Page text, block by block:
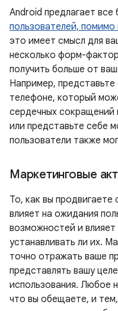
Android предлагает все
пользователей,
это имеет смысл для
несколько форм-
получить больше от
Например,
телефоне, который
сердечных сокращений
или представьте себе
пользователи также
Маркетинговые
То, как вы продвигаете
влияет на ожидания
возможностей и
устанавливать ли их.
точно отражать ваше
представлять вашу
использования. Любое
что вы обещаете, и